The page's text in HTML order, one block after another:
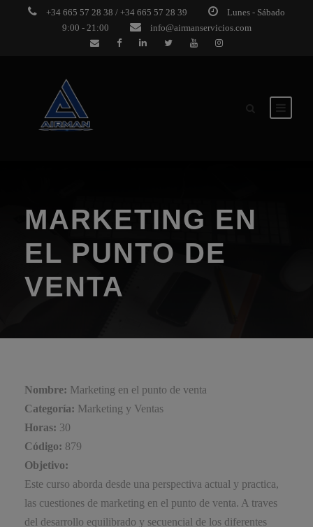
+34 665 57 28 38 / +34 665 57 28 39
Lunes - Sábado
9:00 - 21:00
info@airmanservicios.com
MARKETING EN
EL PUNTO DE
VENTA
Nombre: Marketing en el punto de venta
Categoría: Marketing y Ventas
Horas: 30
Código: 879
Objetivo:
Este curso aborda desde una perspectiva actual y practica,
las cuestiones de marketing en el punto de venta. A traves
del desarrollo equilibrado y secuencial de los diferentes